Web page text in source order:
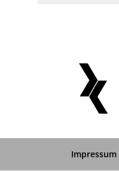
Impressum